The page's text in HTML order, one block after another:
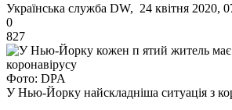
Українська служба DW, 24 квітня 2020,
0
827
Фото: DPA
У Нью-Йорку найскладніша ситуація з